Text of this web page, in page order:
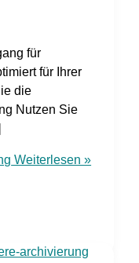
für
für Ihrer
die
Nutzen Sie
Weiterlesen »